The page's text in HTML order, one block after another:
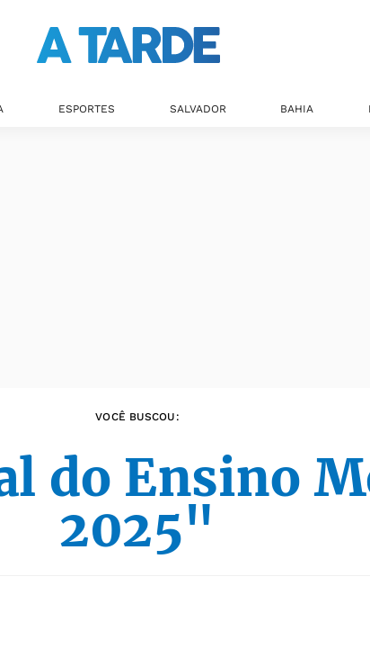
ESPORTES SALVADOR BAHIA
VOCÊ BUSCOU:
do Ensino
2025"